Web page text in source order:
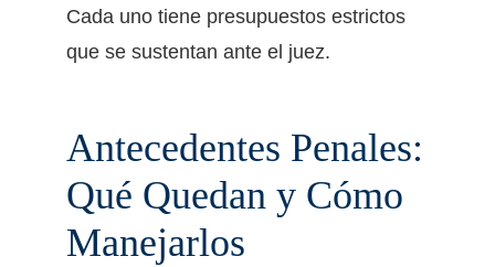
Cada uno tiene presupuestos estrictos
que se sustentan ante el juez.
Antecedentes Penales:
Qué Quedan y Cómo
Manejarlos